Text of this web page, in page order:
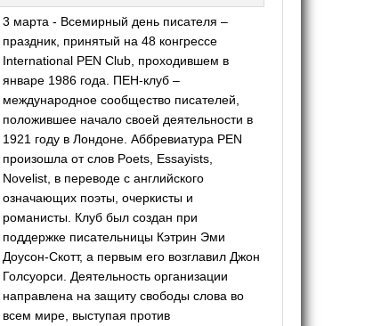
3 марта - Всемирный день писателя –
праздник, принятый на 48 конгрессе
International PEN Club, проходившем в
январе 1986 года. ПЕН-клуб –
международное сообщество писателей,
положившее начало своей деятельности в
1921 году в Лондоне. Аббревиатура PEN
произошла от слов Poets, Essayists,
Novelist, в переводе с английского
означающих поэты, очеркисты и
романисты. Клуб был создан при
поддержке писательницы Кэтрин Эми
Доусон-Скотт, а первым его возглавил Джон
Голсуорси. Деятельность организации
направлена на защиту свободы слова во
всем мире, выступая против